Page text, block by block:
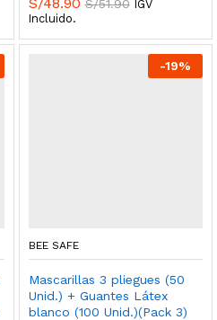
S/51.90 IGV
Incluido.
-19%
BEE SAFE
Mascarillas 3 pliegues (50
Unid.) + Guantes Látex
blanco (100 Unid.)(Pack 3)